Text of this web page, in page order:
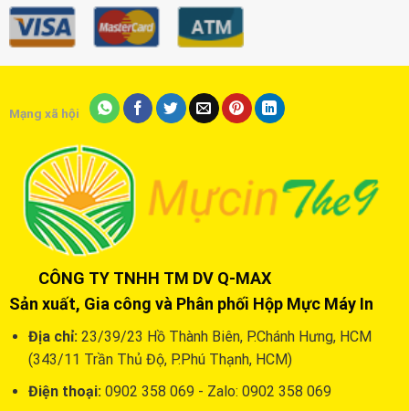
Mạng xã hội
CÔNG TY TNHH TM DV Q-MAX
Sản xuất, Gia công và Phân phối Hộp Mực Máy In
Địa chỉ: 23/39/23 Hồ Thành Biên, P.Chánh Hưng, HCM
(343/11 Trần Thủ Độ, P.Phú Thạnh, HCM)
Điện thoại: 0902 358 069 - Zalo: 0902 358 069